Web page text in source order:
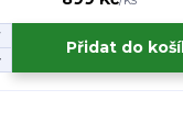
Přidat do